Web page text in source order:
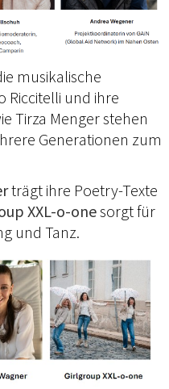
musikalische
Riccitelli und ihre
Tirza Menger stehen
Generationen zum
trägt ihre Poetry-Texte
XXL-o-onesorgt für
und Tanz.